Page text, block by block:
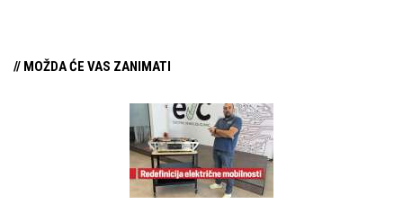
// MOŽDA ĆE VAS ZANIMATI